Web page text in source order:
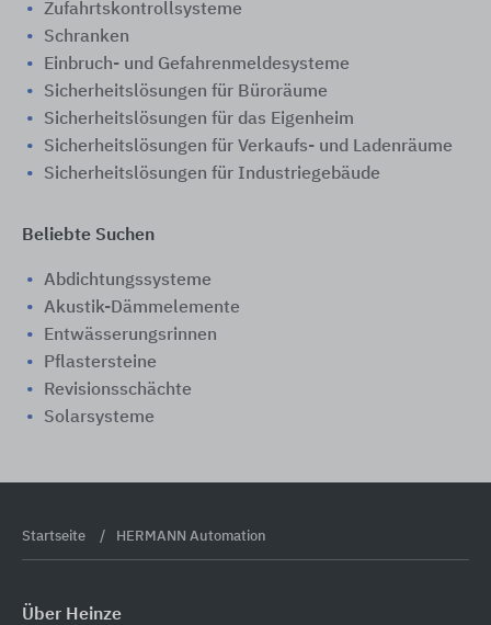
Zufahrtskontrollsysteme
Schranken
Einbruch- und Gefahrenmeldesysteme
Sicherheitslösungen für Büroräume
Sicherheitslösungen für das Eigenheim
Sicherheitslösungen für Verkaufs- und Ladenräume
Sicherheitslösungen für Industriegebäude
Beliebte Suchen
Abdichtungssysteme
Akustik-Dämmelemente
Entwässerungsrinnen
Pflastersteine
Revisionsschächte
Solarsysteme
Startseite HERMANN Automation
Über Heinze